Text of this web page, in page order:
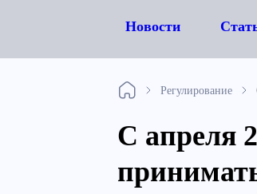
Новости
Регулирование
С апреля